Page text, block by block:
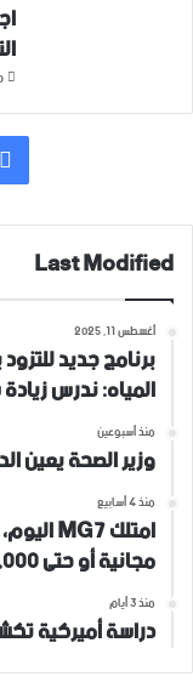
Last Modified
أغسطس 11, 2025
برنامج جديد
المياه: ندرس
منذ أسبوعين
وزير الصحة يعين
منذ 4 أسابيع
مجانية أو حتى 30,000 كم (أيهما أسبق).
منذ 3 أيام
دراسة أميركية